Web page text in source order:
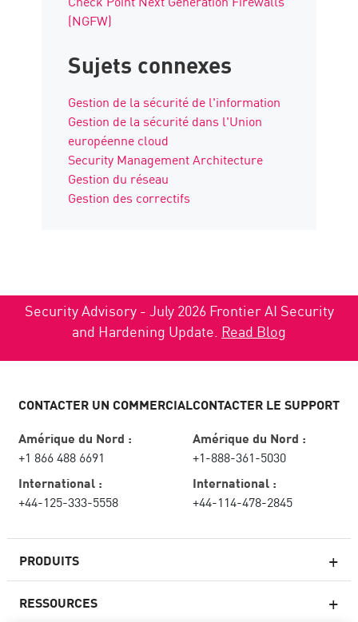
(NGFW)
Sujets connexes
Gestion de la sécurité de l'information
Gestion de la sécurité dans l'Union
européenne cloud
Security Management Architecture
Gestion du réseau
Gestion des correctifs
Security Advisory - July 2026 Frontier AI Security
and Hardening Update. Read Blog
PRODUITS
RESSOURCES
CONTACTER UN COMMERCIAL
Amérique du Nord :
+1 866 488 6691
International :
+44-125-333-5558
CONTACTER LE SUPPORT
Amérique du Nord :
+1-888-361-5030
International :
+44-114-478-2845